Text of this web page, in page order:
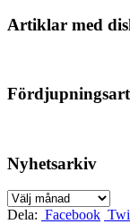
Artiklar med
Nyhetsarkiv
Nyhetsarkiv
Dela: Facebook